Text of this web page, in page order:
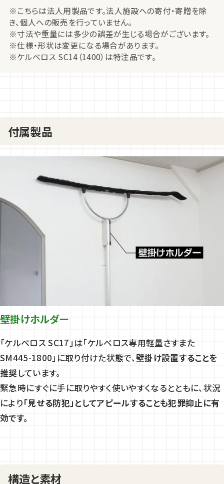
※こちらは法人用製品です。法人施設への寄付・寄贈を除
き、個人への販売を行っていません。
※寸法や重量には多少の誤差が生じる場合がございます。
※仕様・形状は変更になる場合があります。
※ケルベロス SC14（1400）は特注品です。
付属製品
壁掛けホルダー
「ケルベロス SC17」は「ケルベロス専用軽量さすまた
SM445-1800」に取り付けた状態で、壁掛け設置することを
推奨 しています。
緊急時にすぐに手に取りやすく使いやすくなるとともに、状況
により「見せる防犯」としてアピールすることも犯罪抑止に有
効です。
構造と素材